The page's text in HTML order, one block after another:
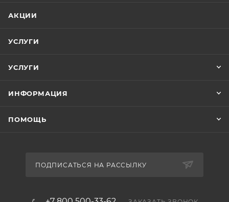
АКЦИИ
УСЛУГИ
УСЛУГИ
ИНФОРМАЦИЯ
ПОМОЩЬ
ПОДПИСАТЬСЯ НА РАССЫЛКУ